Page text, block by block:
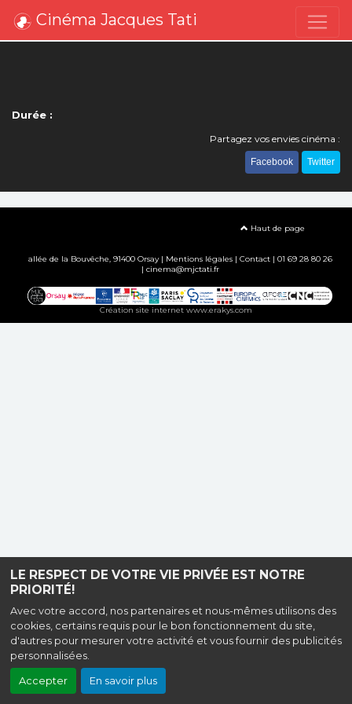
LE RESPECT DE VOTRE VIE PRIVÉE EST NOTRE
PRIORITÉ!
Avec votre accord, nos partenaires et nous-mêmes utilisons des
cookies, certains requis pour le bon fonctionnement du site,
d'autres pour mesurer votre activité et vous fournir des publicités
personnalisées.
Accepter En savoir plus
Cinéma Jacques Tati
Durée :
Partagez vos envies cinéma :
Facebook Twitter
Haut de page
allée de la Bouvêche, 91400 Orsay | Mentions légales| Contact| 01 69 28 80 26
| cinema@mjctati.fr
Création site internet www.erakys.com